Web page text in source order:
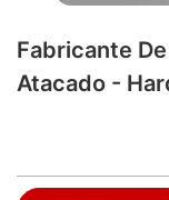
Fabricante
Atacado -